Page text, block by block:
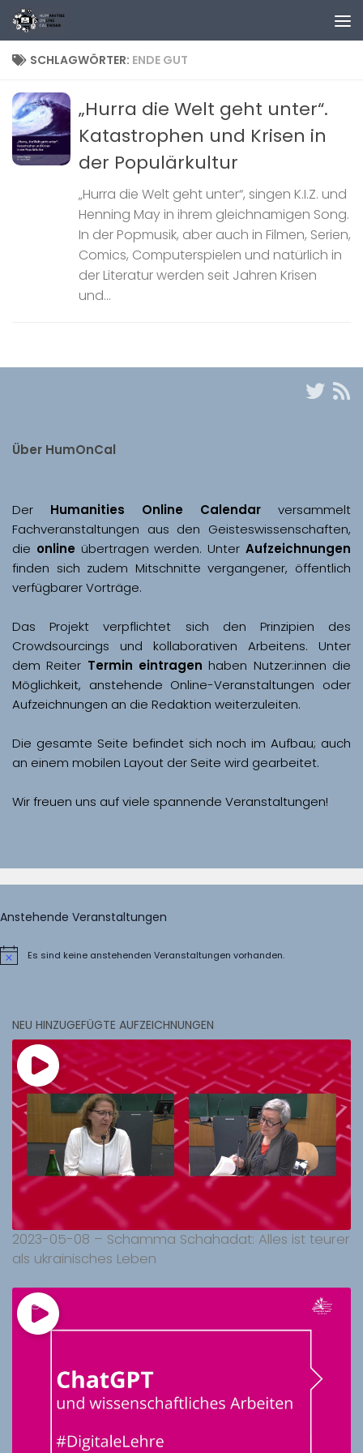
Zum Inhalt springen
SCHLAGWÖRTER: ENDE GUT
„Hurra die Welt geht unter“.
Katastrophen und Krisen in
der Populärkultur
„Hurra die Welt geht unter“, singen K.I.Z. und
Henning May in ihrem gleichnamigen Song.
In der Popmusik, aber auch in Filmen, Serien,
Comics, Computerspielen und natürlich in
der Literatur werden seit Jahren Krisen
und...
Über HumOnCal
Der Humanities Online Calendar versammelt
Fachveranstaltungen aus den Geisteswissenschaften,
die online übertragen werden. Unter Aufzeichnungen
finden sich zudem Mitschnitte vergangener, öffentlich
Das Projekt verpflichtet sich den Prinzipien des
Crowdsourcings und kollaborativen Arbeitens. Unter
dem Reiter Termin eintragen haben Nutzer:innen die
Möglichkeit, anstehende Online-Veranstaltungen oder
Aufzeichnungen an die Redaktion weiterzuleiten.
Die gesamte Seite befindet sich noch im Aufbau; auch
Wir freuen uns auf viele spannende Veranstaltungen!
Anstehende Veranstaltungen
HinweisEs sind keine anstehenden Veranstaltungen vorhanden.
NEU HINZUGEFÜGTE AUFZEICHNUNGEN
2023-05-08 – Schamma Schahadat: Alles ist teurer
als ukrainisches Leben